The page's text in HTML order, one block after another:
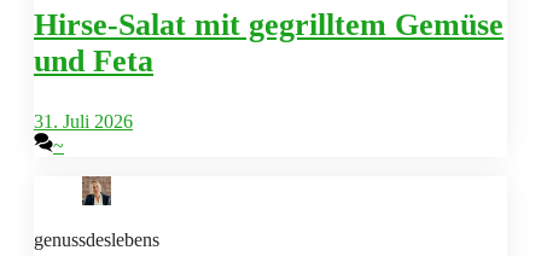
Hirse-Salat mit gegrilltem Gemüse
und Feta
31. Juli 2026
~
genussdeslebens